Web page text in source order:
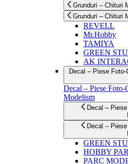
Grunduri – Chituri
Grunduri – Chituri
REVELL
Mr.Hobby
TAMIYA
GREEN
AK
Decal – Piese
Decal – Piese
Modelism
Decal – Piese Foto-Gravate și Zimmerit
Decal – Piese Foto-Gravate și Zimmerit
GREEN
HOBBY
PARC